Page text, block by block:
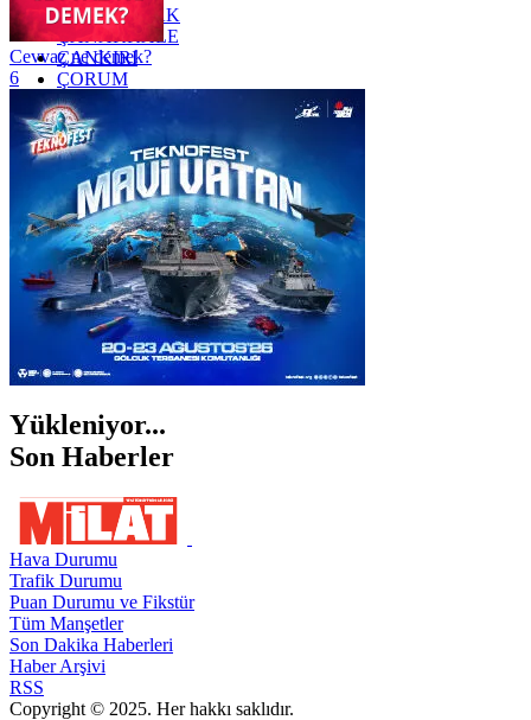
ZONGULDAK
ÇANAKKALE
ÇANKIRI
ÇORUM
İSTANBUL
İZMİR
ŞANLIURFA
ŞIRNAK
Cevvaz ne demek?
6
Yükleniyor...
Son Haberler
Hava Durumu
Trafik Durumu
Puan Durumu ve Fikstür
Tüm Manşetler
Son Dakika Haberleri
Haber Arşivi
RSS
Copyright © 2025. Her hakkı saklıdır.